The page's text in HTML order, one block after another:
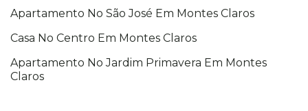
Apartamento No São José Em Montes Claros
Casa No Centro Em Montes Claros
Apartamento No Jardim Primavera Em Montes
Claros